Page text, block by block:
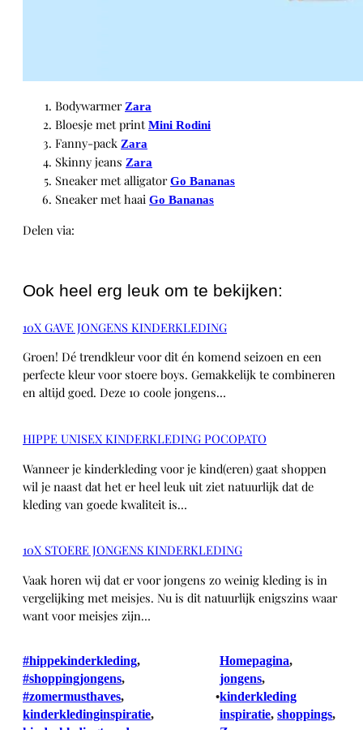
Bodywarmer Zara
Bloesje met printMini Rodini
Fanny-pack Zara
Skinny jeans Zara
Sneaker met alligatorGo Bananas
Sneaker met haai Go Bananas
Delen via:
Ook heel erg leuk om te bekijken:
10X GAVE JONGENS KINDERKLEDING
Groen! Dé trendkleur voor dit én komend seizoen en een
perfecte kleur voor stoere boys. Gemakkelijk te combineren
en altijd goed. Deze 10 coole jongens…
HIPPE UNISEX KINDERKLEDING POCOPATO
Wanneer je kinderkleding voor je kind(eren) gaat shoppen
wil je naast dat het er heel leuk uit ziet natuurlijk dat de
kleding van goede kwaliteit is…
10X STOERE JONGENS KINDERKLEDING
Vaak horen wij dat er voor jongens zo weinig kleding is in
vergelijking met meisjes. Nu is dit natuurlijk enigszins waar
want voor meisjes zijn…
#hippekinderkleding
#shoppingjongens
#zomermusthaves
kinderkledinginspiratie
•
Homepagina ,
jongens ,
kinderkleding
inspiratie, shoppings ,